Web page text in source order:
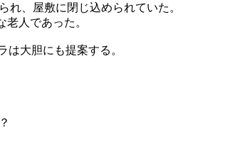
、屋敷に閉じ込められていた。
人であった。
は大胆にも提案する。